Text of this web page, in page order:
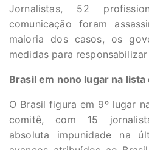
Jornalistas, 52
comunicação foram
maioria dos casos, os
medidas para
Brasil em nono lugar na
O Brasil figura em 9º lugar
comitê, com 15
absoluta impunidade na